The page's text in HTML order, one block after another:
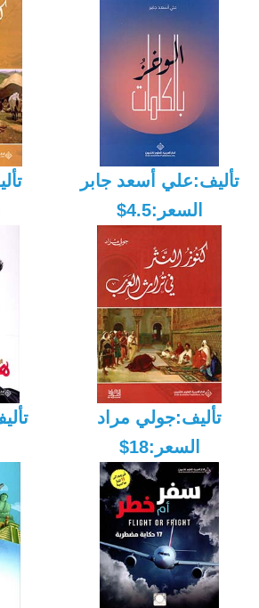
تأليف:علي أسعد جابر
السعر:4.5$
تأليف:جولي مراد
السعر:18$